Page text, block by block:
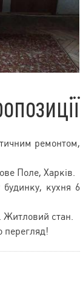
ремонтом,
Поле, Харків.
кухня 6
Житловий стан.
перегляд!